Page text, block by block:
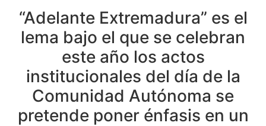
“Adelante Extremadura” es el
lema bajo el que se celebran
este año los actos
institucionales del día de la
Comunidad Autónoma se
pretende poner énfasis en un